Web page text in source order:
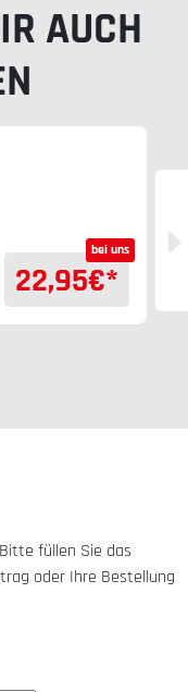
AUCH
bei uns
22,95€*
füllen Sie das
oder Ihre Bestellung